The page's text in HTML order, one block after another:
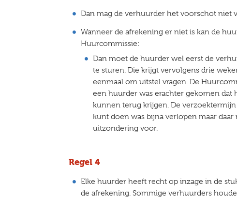
Dan mag de verhuurder het voorschot niet
Wanneer de afrekening er niet is kan de
Huurcommissie:
Dan moet de huurder wel eerst de
te sturen. Die krijgt vervolgens drie
eenmaal om uitstel vragen. De
een huurder was erachter gekomen dat
kunnen terug krijgen. De
kunt doen was bijna verlopen maar
uitzondering voor.
Regel 4
Elke huurder heeft recht op inzage in de
de afrekening. Sommige verhuurders